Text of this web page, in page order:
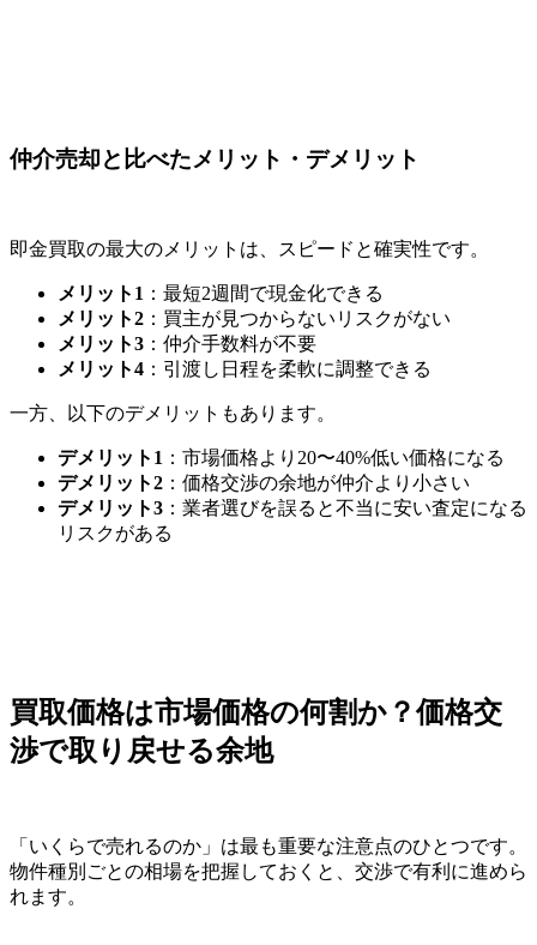
仲介売却と比べたメリット・デメリット
即金買取の最大のメリットは、スピードと確実性です。
メリット1 ：最短2週間で現金化できる
メリット2 ：買主が見つからないリスクがない
メリット3 ：仲介手数料が不要
メリット4 ：引渡し日程を柔軟に調整できる
一方、以下のデメリットもあります。
デメリット1 ：市場価格より20〜40%低い価格になる
デメリット2 ：価格交渉の余地が仲介より小さい
デメリット3 ：業者選びを誤ると不当に安い査定になる
リスクがある
買取価格は市場価格の何割か？価格交
渉で取り戻せる余地
「いくらで売れるのか」は最も重要な注意点のひとつです。
物件種別ごとの相場を把握しておくと、交渉で有利に進めら
れます。